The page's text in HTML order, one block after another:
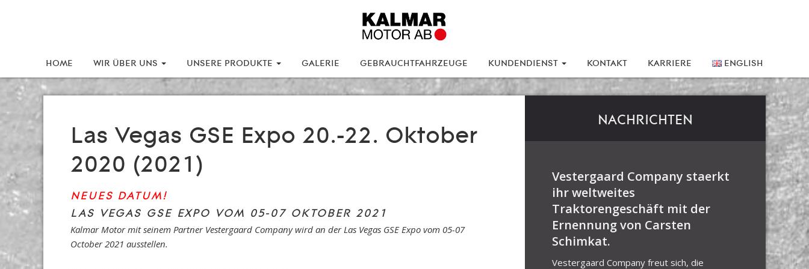
HOME WIR ÜBER UNS UNSERE PRODUKTE GALERIE GEBRAUCHTFAHRZEUGE KUNDENDIENST KONTAKT KARRIERE ENGLISH
Las Vegas GSE Expo 20.-22. Oktober
2020 (2021)
NEUES DATUM!
LAS VEGAS GSE EXPO VOM 05-07 OKTOBER 2021
Kalmar Motor mit seinem Partner Vestergaard Company wird an der Las Vegas GSE Expo vom 05-07
October 2021 ausstellen.
NACHRICHTEN
Vestergaard Company staerkt
ihr weltweites
Traktorengeschäft mit der
Ernennung von Carsten
Schimkat.
Vestergaard Company freut sich, die